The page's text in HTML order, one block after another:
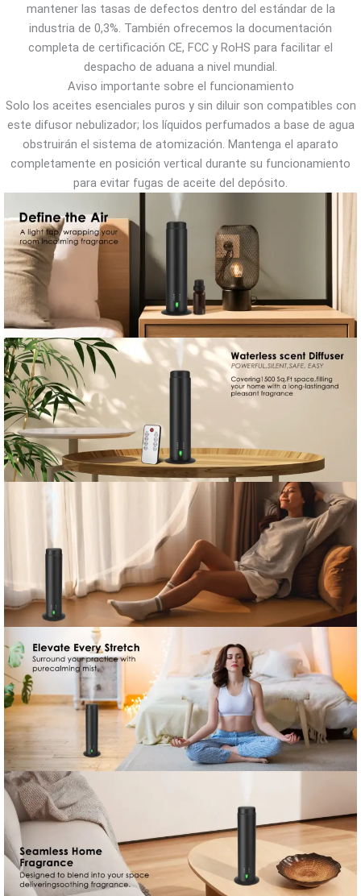
mantener las tasas de defectos dentro del estándar de la
industria de 0,3%. También ofrecemos la documentación
completa de certificación CE, FCC y RoHS para facilitar el
despacho de aduana a nivel mundial.
Aviso importante sobre el funcionamiento
Solo los aceites esenciales puros y sin diluir son compatibles con
este difusor nebulizador; los líquidos perfumados a base de agua
obstruirán el sistema de atomización. Mantenga el aparato
completamente en posición vertical durante su funcionamiento
para evitar fugas de aceite del depósito.